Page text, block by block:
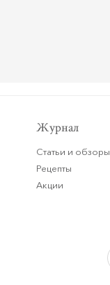
Журнал
Статьи и обзоры
Рецепты
Акции